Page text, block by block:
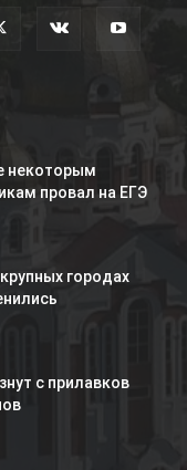
некоторым
провал на ЕГЭ
городах
с прилавков